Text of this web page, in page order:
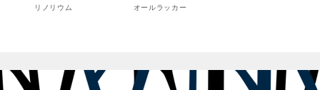
リノリウム オールラッカー